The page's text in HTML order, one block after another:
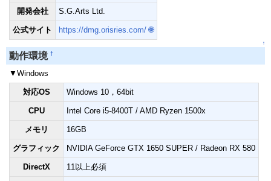
開発会社 S.G.Arts Ltd.
公式サイト https://dmg.orisries.com/ 🌐
↑
動作環境 †
▼Windows
対応OS Windows 10，64bit
CPU Intel Core i5-8400T / AMD Ryzen 1500x
メモリ 16GB
グラフィック NVIDIA GeForce GTX 1650 SUPER / Radeon RX 580
DirectX 11以上必須